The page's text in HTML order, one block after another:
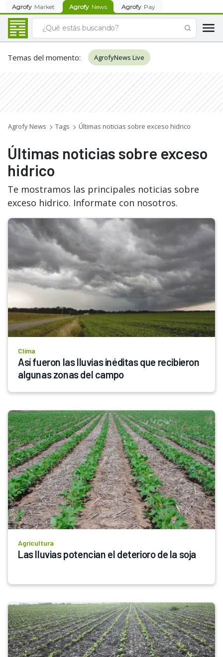
Agrofy Market Agrofy News Agrofy Pay
Temas del momento: AgrofyNews Live
Agrofy News Tags Últimas noticias sobre exceso hidrico
Últimas noticias sobre exceso
hidrico
Te mostramos las principales noticias sobre
exceso hidrico. Informate con nosotros.
Clima
Así fueron las lluvias inéditas que recibieron
algunas zonas del campo
Agricultura
Las lluvias potencian el deterioro de la soja